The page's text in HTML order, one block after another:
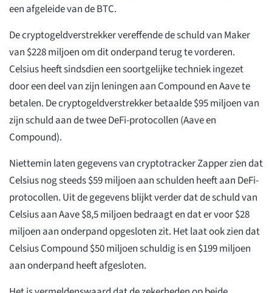
een afgeleide van de BTC.
De cryptogeldverstrekker vereffende de schuld van Maker
van $228 miljoen om dit onderpand terug te vorderen.
Celsius heeft sindsdien een soortgelijke techniek ingezet
door een deel van zijn leningen aan Compound en Aave te
betalen. De cryptogeldverstrekker betaalde $95 miljoen van
zijn schuld aan de twee DeFi-protocollen (Aave en
Compound).
Niettemin laten gegevens van cryptotracker Zapper zien dat
Celsius nog steeds $59 miljoen aan schulden heeft aan DeFi-
protocollen. Uit de gegevens blijkt verder dat de schuld van
Celsius aan Aave $8,5 miljoen bedraagt en dat er voor $28
miljoen aan onderpand opgesloten zit. Het laat ook zien dat
Celsius Compound $50 miljoen schuldig is en $199 miljoen
aan onderpand heeft afgesloten.